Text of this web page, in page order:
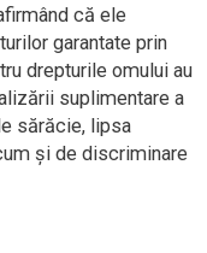
că ele
garantate prin
drepturile omului au
suplimentare a
sărăcie, lipsa
și de discriminare